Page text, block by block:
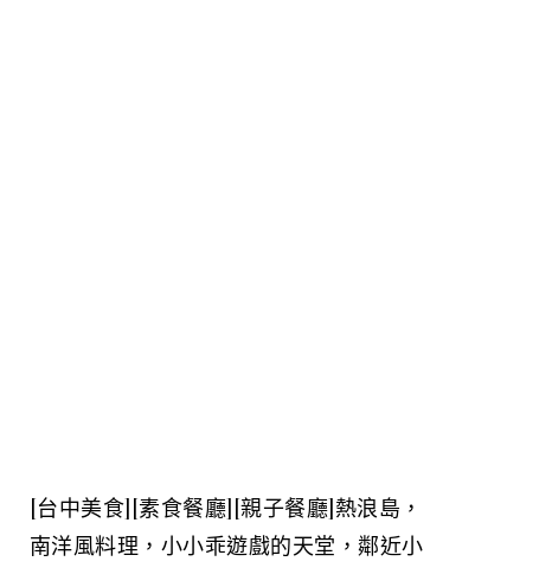
[台中美食][素食餐廳][親子餐廳]熱浪島，
南洋風料理，小小乖遊戲的天堂，鄰近小